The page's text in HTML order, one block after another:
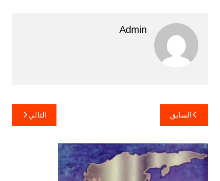
Admin
تصفّح
المقالات
السابق التالي